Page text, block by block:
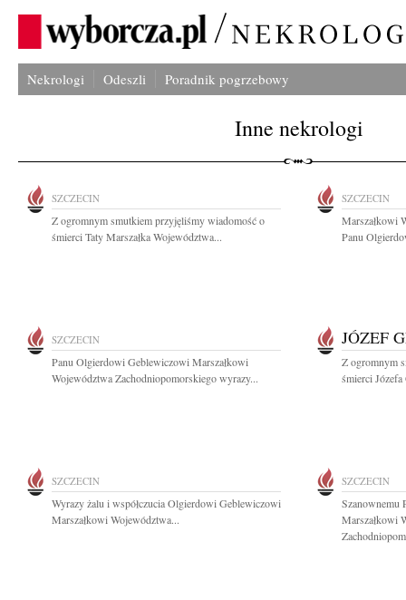
Nekrologi Odeszli Poradnik pogrzebowy
Inne nekrologi
SZCZECIN
Z ogromnym smutkiem przyjęliśmy wiadomość o
śmierci Taty Marszałka Województwa...
SZCZECIN
Marszałkowi
Panu
SZCZECIN
Panu Olgierdowi Geblewiczowi Marszałkowi
Województwa Zachodniopomorskiego wyrazy...
JÓZEF
Z ogromnym
śmierci
SZCZECIN
Wyrazy żalu i współczucia Olgierdowi Geblewiczowi
Marszałkowi Województwa...
SZCZECIN
Szanownemu
Marszałkowi